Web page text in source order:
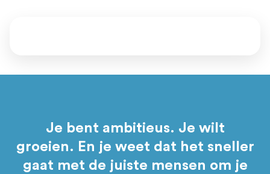
Je bent ambitieus. Je wilt
groeien. En je weet dat het sneller
gaat met de juiste mensen om je